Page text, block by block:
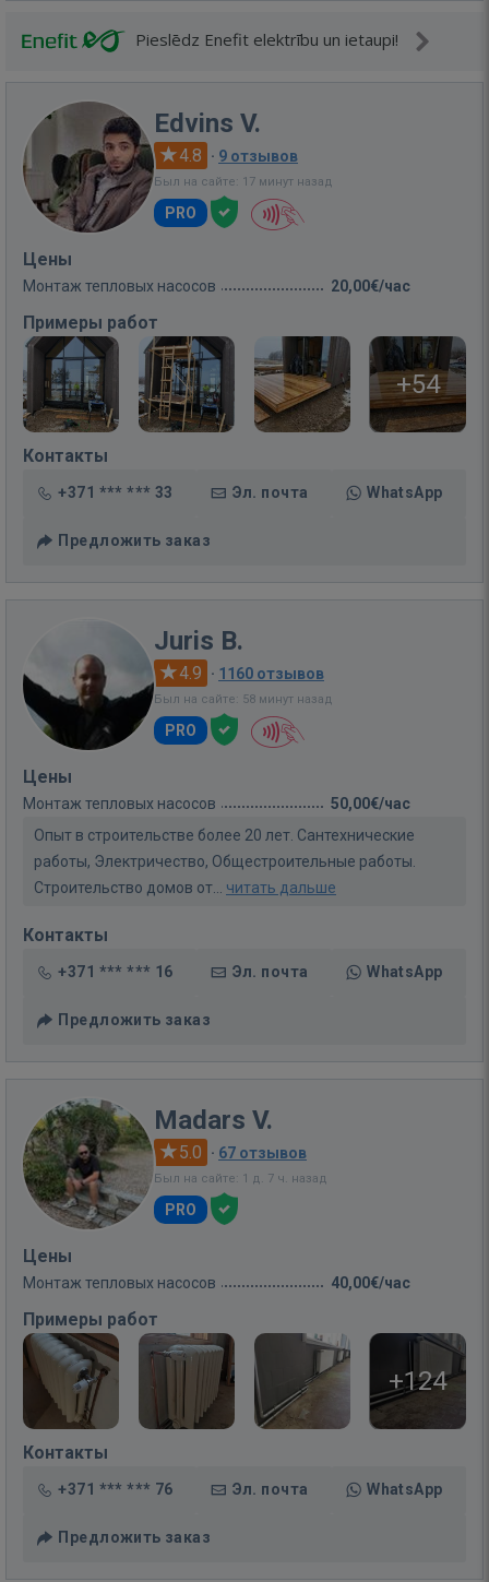
Pieslēdz Enefit elektrību un ietaupi!
Edvins V.
4.8 · 9 отзывов
Был на сайте: 17 минут назад
PRO
Цены
Монтаж тепловых насосов 20,00€/час
Примеры работ
+54
Контакты
+371 *** *** 33 Эл. почта WhatsApp
Предложить заказ
Juris B.
4.9 · 1160 отзывов
Был на сайте: 58 минут назад
PRO
Цены
Монтаж тепловых насосов
50,00€/час
Опыт в строительстве более 20 лет. Сантехнические
работы, Электричество, Общестроительные работы.
Строительство домов от... читать дальше
Контакты
+371 *** *** 16 Эл. почта WhatsApp
Предложить заказ
Madars V.
5.0 · 67 отзывов
Был на сайте: 1 д. 7 ч. назад
PRO
Цены
Монтаж тепловых насосов 40,00€/час
Примеры работ
+124
Контакты
+371 *** *** 76 Эл. почта WhatsApp
Предложить заказ